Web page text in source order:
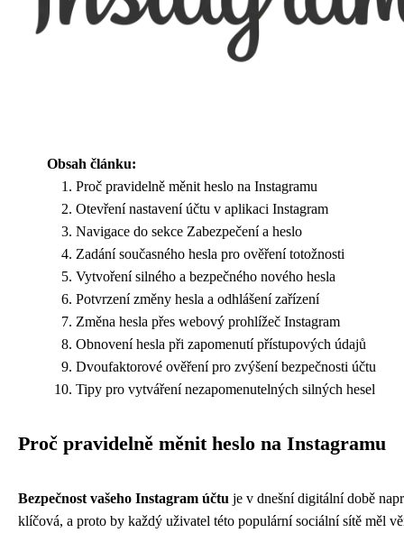
Obsah článku:
Proč pravidelně měnit heslo na Instagramu
Otevření nastavení účtu v aplikaci Instagram
Navigace do sekce Zabezpečení a heslo
Zadání současného hesla pro ověření totožnosti
Vytvoření silného a bezpečného nového hesla
Potvrzení změny hesla a odhlášení zařízení
Změna hesla přes webový prohlížeč Instagram
Obnovení hesla při zapomenutí přístupových údajů
Dvoufaktorové ověření pro zvýšení bezpečnosti účtu
Tipy pro vytváření nezapomenutelných silných hesel
Proč pravidelně měnit heslo na Instagramu
Bezpečnost vašeho Instagram účtu je v dnešní digitální době
klíčová, a proto by každý uživatel této populární sociální sítě měl